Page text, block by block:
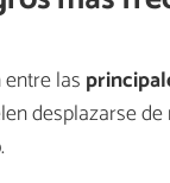
las
desplazarse